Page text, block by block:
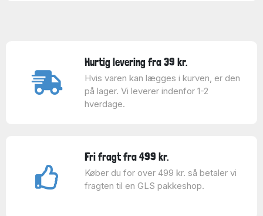
Hurtig levering fra 39 kr.
Hvis varen kan lægges i kurven, er den
på lager. Vi leverer indenfor 1-2
hverdage.
Fri fragt fra 499 kr.
Køber du for over 499 kr. så betaler vi
fragten til en GLS pakkeshop.